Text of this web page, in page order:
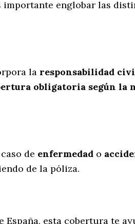
importante englobar las
la responsabilidad
obligatoria según la
de enfermedad o
de la póliza.
esta cobertura te